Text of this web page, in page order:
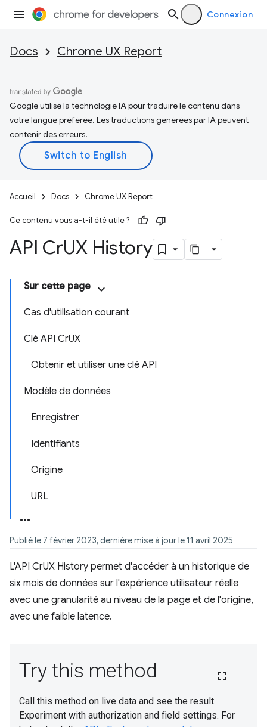
Connexion
Docs Chrome UX Report
Google utilise la technologie IA pour traduire le contenu dans
votre langue préférée. Les traductions générées par IA peuvent
contenir des erreurs.
Accueil Docs Chrome UX Report
Ce contenu vous a-t-il été utile ?
API CrUX History
Sur cette page
Cas d'utilisation courant
Clé API CrUX
Obtenir et utiliser une clé API
Modèle de données
Enregistrer
Identifiants
Origine
URL
Publié le 7 février 2023, dernière mise à jour le 11 avril 2025
L'API CrUX History permet d'accéder à un historique de
six mois de données sur l'expérience utilisateur réelle
avec une granularité au niveau de la page et de l'origine,
avec une faible latence.